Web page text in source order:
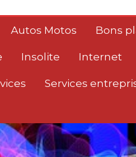
Autos Motos Bons
Insolite Internet
Services